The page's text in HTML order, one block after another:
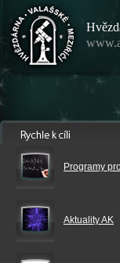
Programy
Aktuality AK